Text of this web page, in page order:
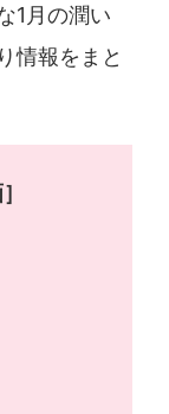
1月の潤い
情報をまと